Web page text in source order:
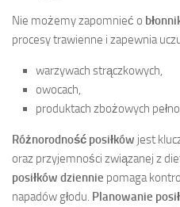
Nie możemy zapomnieć o
procesy trawienne i zapewnia
warzywach strączkowych,
owocach,
produktach zbożowych
Różnorodność posiłków jest
oraz przyjemności związanej z
posiłków dziennie pomaga
napadów głodu. Planowanie